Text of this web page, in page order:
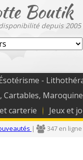
Boutik
depuis 2005
-
Cartables,
carterie
Jeux et
| 347 en